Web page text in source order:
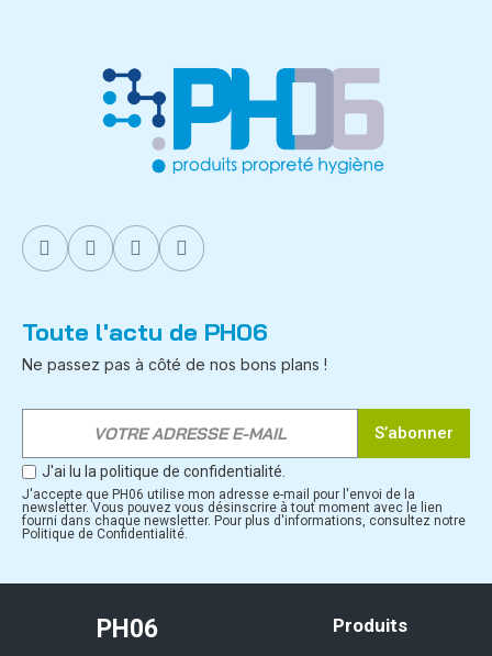
Toute l'actu de PH06
Ne passez pas à côté de nos bons plans !
S’abonner
J'ai lu la politique de confidentialité.
J'accepte que PH06 utilise mon adresse e-mail pour l'envoi de la
newsletter. Vous pouvez vous désinscrire à tout moment avec le lien
fourni dans chaque newsletter. Pour plus d'informations, consultez notre
Politique de Confidentialité.
PH06
Produits